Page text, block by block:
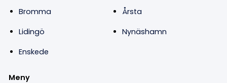
Bromma
Årsta
Lidingö
Nynäshamn
Enskede
Meny